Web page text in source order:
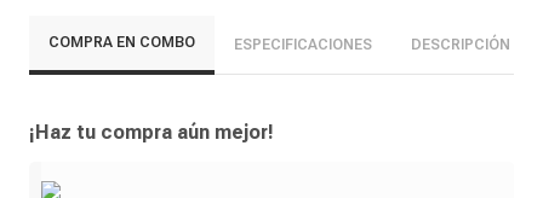
COMPRA EN COMBO ESPECIFICACIONES DESCRIPCIÓN
¡Haz tu compra aún mejor!